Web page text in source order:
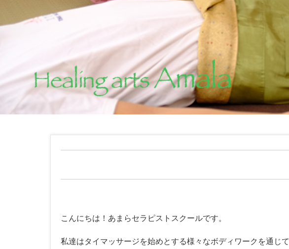
こんにちは！あまらセラピストスクールです。
私達はタイマッサージを始めとする様々なボディワークを通じて